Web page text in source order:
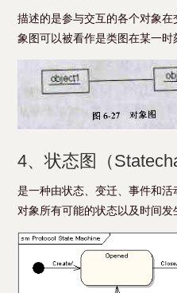
描述的是参与交互的各个对象
象图可以被看作是类图在某一时
4、状态图（
是一种由状态、变迁、事件和
对象所有可能的状态以及时间发